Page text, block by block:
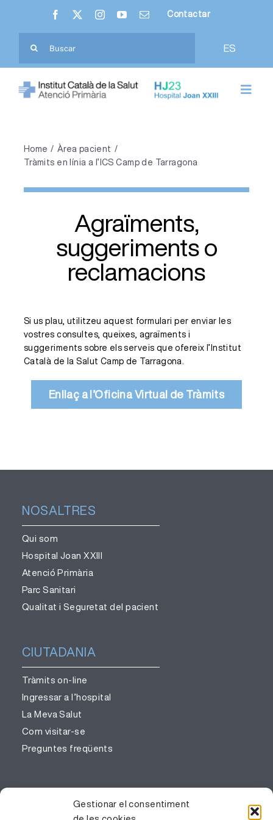
Gestionar el consentiment
content
Contactar
ES
Hospital Joan XXIII
Home
Àrea pacient
Tràmits en línia a l’ICS Camp de Tarragona
Agraïments,
suggeriments o
reclamacions
Si us plau, utilitzeu aquest formulari per enviar les
vostres consultes, queixes, agraïments i
suggeriments sobre els serveis que ofereix l’Institut
Català de la Salut Camp de Tarragona.
Enllaç a l’Oficina Virtual de Tràmits
NOSALTRES
Qui som
Hospital Joan XXIII
Atenció Primària
Parc Sanitari
Qualitat i Seguretat del pacient
CIUTADANIA
Tràmits on-line
Ingressar a l’hospital
La Meva Salut
Com visitar-se
Preguntes freqüents